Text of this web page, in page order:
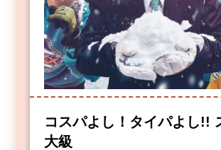
コスパよし！タイパよし!!
大級